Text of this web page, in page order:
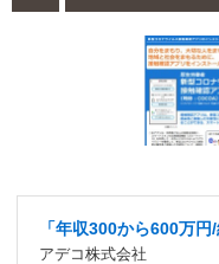
「年収300から600万
アデコ株式会社